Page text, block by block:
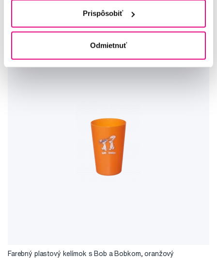
Prispôsobiť
Odmietnuť
Na sklade > 5 ks
Ihneď v3 prodejnách
Farebný plastový kelímok s Bob a Bobkom, oranžový